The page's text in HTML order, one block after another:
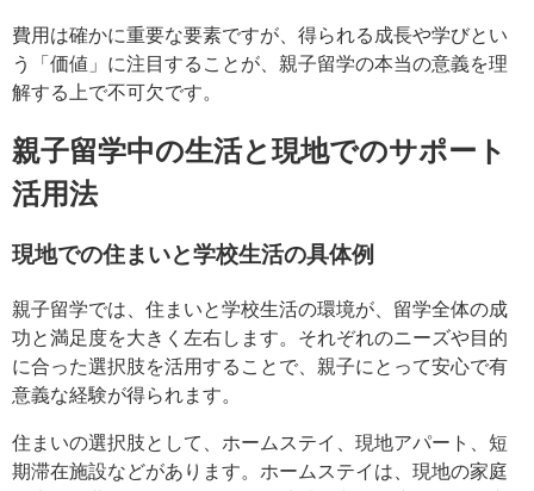
費用は確かに重要な要素ですが、得られる成長や学びとい
う「価値」に注目することが、親子留学の本当の意義を理
解する上で不可欠です。
親子留学中の生活と現地でのサポート
活用法
現地での住まいと学校生活の具体例
親子留学では、住まいと学校生活の環境が、留学全体の成
功と満足度を大きく左右します。それぞれのニーズや目的
に合った選択肢を活用することで、親子にとって安心で有
意義な経験が得られます。
住まいの選択肢として、ホームステイ、現地アパート、短
期滞在施設などがあります。ホームステイは、現地の家庭